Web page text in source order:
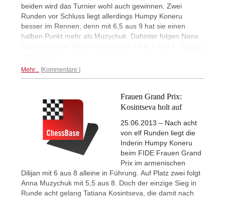
beiden wird das Turnier wohl auch gewinnen. Zwei
Runden vor Schluss liegt allerdings Humpy Koneru
besser im Rennen, denn mit 6,5 aus 9 hat sie einen
halben Punkt mehr als Muzychuk. Dahinter folgen Nana
Mehr... Kommentare
Frauen Grand Prix:
Kosintseva holt auf
25.06.2013 – Nach acht
von elf Runden liegt die
Inderin Humpy Koneru
beim FIDE Frauen Grand
Prix im armenischen
Dilijan mit 6 aus 8 alleine in Führung. Auf Platz zwei folgt
Anna Muzychuk mit 5,5 aus 8. Doch der einzige Sieg in
Runde acht gelang Tatiana Kosintseva, die damit nach